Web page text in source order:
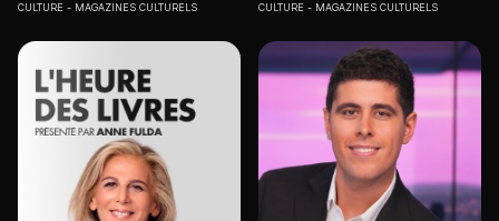
CULTURE MAGAZINES CULTURELS CULTURE MAGAZINES CULTURELS